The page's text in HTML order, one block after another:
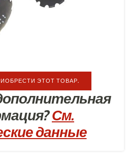
ЭТОТ ТОВАР.
См.
данные